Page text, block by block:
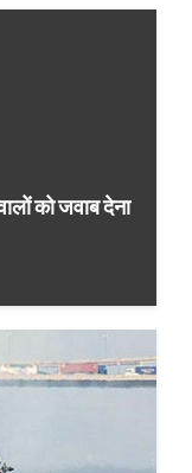
को जवाब देना